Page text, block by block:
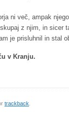
ni več, ampak
z njim, in sicer
je prisluhnil in stal
v Kranju.
trackback